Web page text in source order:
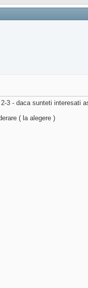
2-3 - daca sunteti interesati
( la alegere )